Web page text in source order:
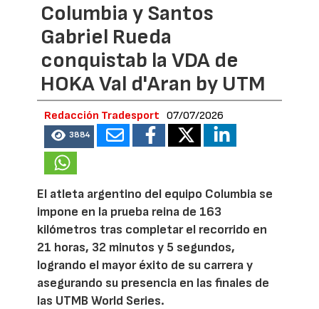
Columbia y Santos
Gabriel Rueda
conquistab la VDA de
HOKA Val d'Aran by UTM
Redacción Tradesport 07/07/2026
3884
El atleta argentino del equipo Columbia se
impone en la prueba reina de 163
kilómetros tras completar el recorrido en
21 horas, 32 minutos y 5 segundos,
logrando el mayor éxito de su carrera y
asegurando su presencia en las finales de
las UTMB World Series.